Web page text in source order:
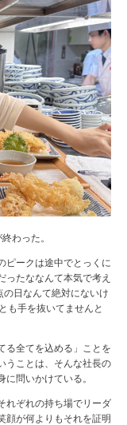
わった。
ピークは途中でとっくに
ったななんて本気で考え
日なんて絶対にないけ
も手を抜いてませんと
る全てを込める」ことを
うことは、そんな社長の
問いかけている。
れぞれの持ち場でリーダ
顔が何よりもそれを証明